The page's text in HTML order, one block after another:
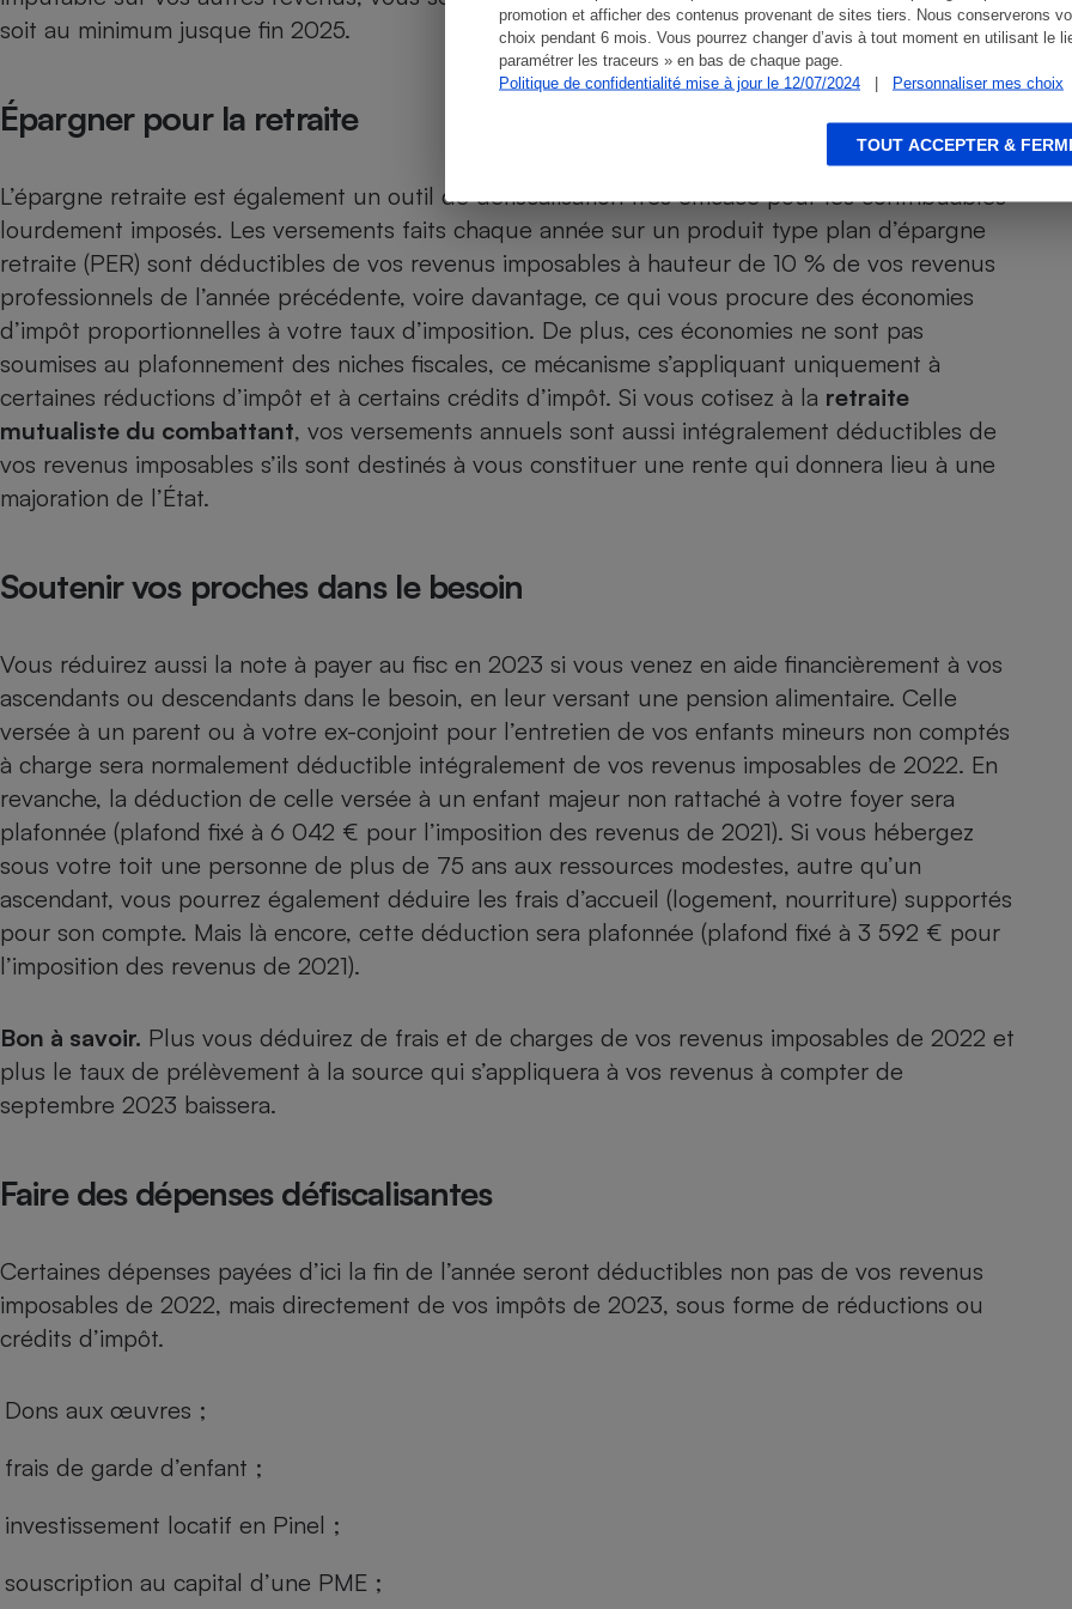
promotion et afficher des contenus provenant de sites tiers. Nous conserverons
choix pendant 6 mois. Vous pourrez changer d’avis à tout moment en utilisant le
paramétrer les traceurs » en bas de chaque page.
Politique de confidentialité mise à jour le 12/07/2024
| Personnaliser mes choix
TOUT ACCEPTER &
soit au minimum jusque fin 2025.
Épargner pour la retraite
L’épargne retraite est également un outil de défiscalisation très efficace pour les contribuables
lourdement imposés. Les versements faits chaque année sur un produit type plan d’épargne
retraite (PER) sont déductibles de vos revenus imposables à hauteur de 10 % de vos revenus
professionnels de l’année précédente, voire davantage, ce qui vous procure des économies
d’impôt proportionnelles à votre taux d’imposition. De plus, ces économies ne sont pas
soumises au plafonnement des niches fiscales, ce mécanisme s’appliquant uniquement à
certaines réductions d’impôt et à certains crédits d’impôt. Si vous cotisez à la retraite
mutualiste du combattant, vos versements annuels sont aussi intégralement déductibles de
vos revenus imposables s’ils sont destinés à vous constituer une rente qui donnera lieu à une
majoration de l’État.
Soutenir vos proches dans le besoin
Vous réduirez aussi la note à payer au fisc en 2023 si vous venez en aide financièrement à vos
ascendants ou descendants dans le besoin, en leur versant une pension alimentaire. Celle
versée à un parent ou à votre ex-conjoint pour l’entretien de vos enfants mineurs non comptés
à charge sera normalement déductible intégralement de vos revenus imposables de 2022. En
revanche, la déduction de celle versée à un enfant majeur non rattaché à votre foyer sera
plafonnée (plafond fixé à 6 042 € pour l’imposition des revenus de 2021). Si vous hébergez
sous votre toit une personne de plus de 75 ans aux ressources modestes, autre qu’un
ascendant, vous pourrez également déduire les frais d’accueil (logement, nourriture) supportés
pour son compte. Mais là encore, cette déduction sera plafonnée (plafond fixé à 3 592 € pour
l’imposition des revenus de 2021).
Bon à savoir. Plus vous déduirez de frais et de charges de vos revenus imposables de 2022 et
plus le taux de prélèvement à la source qui s’appliquera à vos revenus à compter de
septembre 2023 baissera.
Faire des dépenses défiscalisantes
Certaines dépenses payées d’ici la fin de l’année seront déductibles non pas de vos revenus
imposables de 2022, mais directement de vos impôts de 2023, sous forme de réductions ou
crédits d’impôt.
Dons aux œuvres ;
frais de garde d’enfant ;
investissement locatif en Pinel ;
souscription au capital d’une PME ;